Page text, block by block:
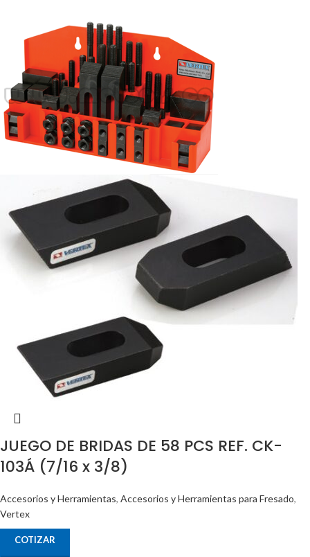
JUEGO DE BRIDAS DE 58 PCS REF. CK-
103Á (7/16 x 3/8)
Accesorios y Herramientas, Accesorios y Herramientas para Fresado,
Vertex
COTIZAR